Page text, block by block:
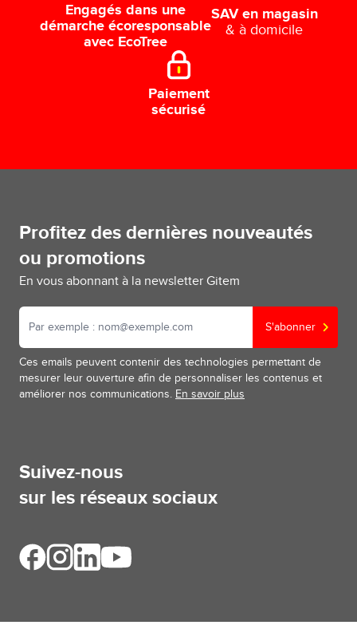
Engagés dans une
démarche écoresponsable
avec EcoTree
SAV en magasin
& à domicile
Paiement
sécurisé
Profitez des dernières nouveautés
ou promotions
En vous abonnant à la newsletter Gitem
S'abonner
Ces emails peuvent contenir des technologies permettant de
mesurer leur ouverture afin de personnaliser les contenus et
améliorer nos communications. En savoir plus
Suivez-nous
sur les réseaux sociaux